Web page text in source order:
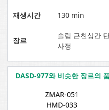
재생시간 130 min
장르
슬림 근친상간
사정
DASD-977와 비슷한 장르의
ZMAR-051
HMD-033